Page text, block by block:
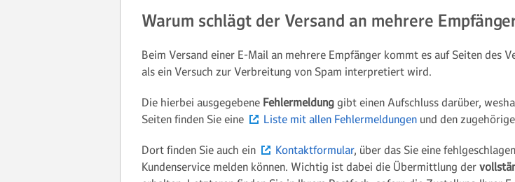
Warum schlägt der Versand an mehrere
Beim Versand einer E-Mail an mehrere Empfänger kommt es auf Seiten des
als ein Versuch zur Verbreitung von Spam interpretiert wird.
Die hierbei ausgegebene Fehlermeldung gibt einen Aufschluss darüber,
Seiten finden Sie eine
Liste mit allen Fehlermeldungen und den
Dort finden Sie auch ein Kontaktformular, über das Sie eine
Kundenservice melden können. Wichtig ist dabei die Übermittlung der